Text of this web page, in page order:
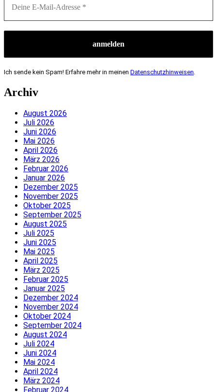
Ich sende kein Spam! Erfahre mehr in meinen Datenschutzhinweisen
Archiv
August 2026
Juli 2026
Juni 2026
Mai 2026
April 2026
März 2026
Februar 2026
Januar 2026
Dezember 2025
November 2025
Oktober 2025
September 2025
August 2025
Juli 2025
Juni 2025
Mai 2025
April 2025
März 2025
Februar 2025
Januar 2025
Dezember 2024
November 2024
Oktober 2024
September 2024
August 2024
Juli 2024
Juni 2024
Mai 2024
April 2024
März 2024
Februar 2024